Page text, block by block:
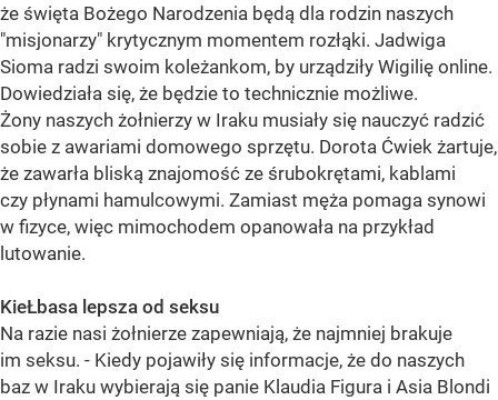
że święta Bożego Narodzenia będą dla rodzin naszych
"misjonarzy" krytycznym momentem rozłąki. Jadwiga
Sioma radzi swoim koleżankom, by urządziły Wigilię online.
Dowiedziała się, że będzie to technicznie możliwe.
Żony naszych żołnierzy w Iraku musiały się nauczyć radzić
sobie z awariami domowego sprzętu. Dorota Ćwiek żartuje,
że zawarła bliską znajomość ze śrubokrętami, kablami
czy płynami hamulcowymi. Zamiast męża pomaga synowi
w fizyce, więc mimochodem opanowała na przykład
lutowanie.
KieŁbasa lepsza od seksu
Na razie nasi żołnierze zapewniają, że najmniej brakuje
im seksu. - Kiedy pojawiły się informacje, że do naszych
baz w Iraku wybierają się panie Klaudia Figura i Asia Blondi